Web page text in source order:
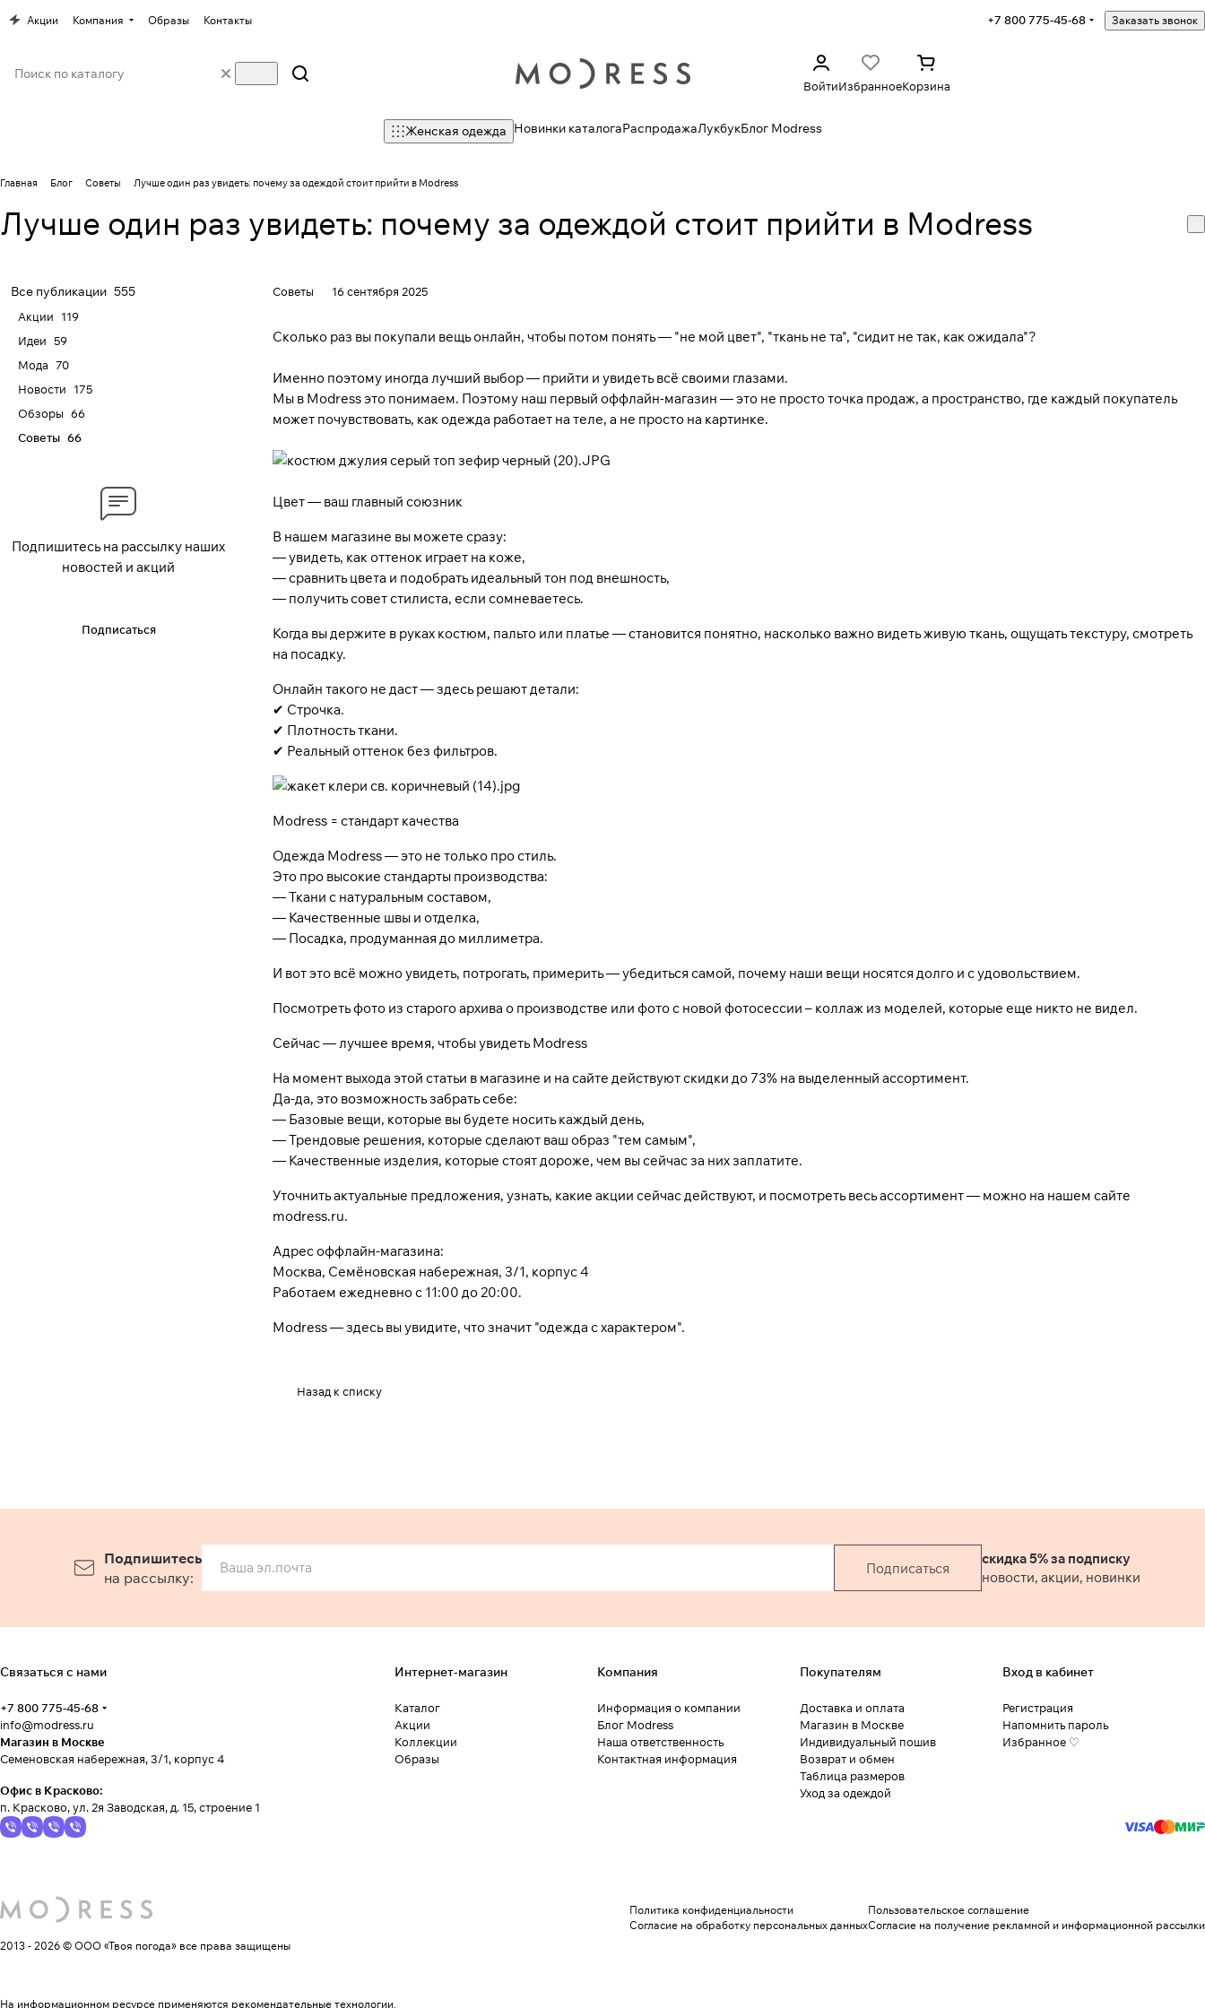
Акции Компания Образы Контакты +7 800 775-45-68 Заказать звонок
ВойтиИзбранноеКорзина
Женская одежда Новинки каталогаРаспродажаЛукбукБлог Modress
Главная Блог Советы Лучше один раз увидеть: почему за одеждой стоит прийти в Modress
Лучше один раз увидеть: почему за одеждой стоит прийти в Modress
Советы 16 сентября 2025
Сколько раз вы покупали вещь онлайн, чтобы потом понять — "не мой цвет", "ткань не та", "сидит не так, как ожидала"?
Именно поэтому иногда лучший выбор — прийти и увидеть всё своими глазами.
Мы в Modress это понимаем. Поэтому наш первый оффлайн-магазин — это не просто точка продаж, а пространство, где каждый покупатель
может почувствовать, как одежда работает на теле, а не просто на картинке.
Цвет — ваш главный союзник
В нашем магазине вы можете сразу:
— увидеть, как оттенок играет на коже,
— сравнить цвета и подобрать идеальный тон под внешность,
— получить совет стилиста, если сомневаетесь.
Когда вы держите в руках костюм, пальто или платье — становится понятно, насколько важно видеть живую ткань, ощущать текстуру, смотреть
на посадку.
Онлайн такого не даст — здесь решают детали:
✔ Строчка.
✔ Плотность ткани.
✔ Реальный оттенок без фильтров.
Modress = стандарт качества
Одежда Modress— это не только про стиль.
Это про высокие стандарты производства:
— Ткани с натуральным составом,
— Качественные швы и отделка,
— Посадка, продуманная до миллиметра.
И вот это всё можно увидеть, потрогать, примерить — убедиться самой, почему наши вещи носятся долго и с удовольствием.
Посмотреть фото из старого архива о производстве или фото с новой фотосессии – коллаж из моделей, которые еще никто не видел.
Сейчас — лучшее время, чтобы увидетьModress
На момент выхода этой статьи в магазине и на сайте действуют скидки до 73% на выделенный ассортимент.
Да-да, это возможность забрать себе:
— Базовые вещи, которые вы будете носить каждый день,
— Трендовые решения, которые сделают ваш образ "тем самым",
— Качественные изделия, которые стоят дороже, чем вы сейчас за них заплатите.
Уточнить актуальные предложения, узнать, какие акции сейчас действуют, и посмотреть весь ассортимент — можно на нашем сайте
modress.ru.
Адрес оффлайн-магазина:
Москва, Семёновская набережная, 3/1, корпус 4
Работаем ежедневно с 11:00 до 20:00.
Modress— здесь вы увидите, что значит "одежда с характером".
Назад к списку
Все публикации 555
Акции
119
Идеи 59
Мода 70
Новости
175
Обзоры 66
Советы 66
Подпишитесь на рассылку наших
новостей и акций
Подписаться
Подпишитесь
на рассылку:
Подписаться
скидка 5% за подписку
новости, акции, новинки
Связаться с нами
+7 800 775-45-68
info@modress.ru
Магазин в Москве
Семеновская набережная, 3/1, корпус 4
Офис в Красково:
п. Красково, ул. 2я Заводская, д. 15, строение 1
Интернет-магазин
Каталог
Акции
Коллекции
Образы
Компания
Информация о компании
Блог Modress
Наша ответственность
Контактная информация
Покупателям
Доставка и оплата
Магазин в Москве
Индивидуальный пошив
Возврат и обмен
Таблица размеров
Уход за одеждой
Вход в кабинет
Регистрация
Напомнить пароль
Избранное ♡
2013 - 2026 © ООО «Твоя погода» все права защищены
Политика конфиденциальности
Согласие на обработку персональных данных
Пользовательское соглашение
Согласие на получение рекламной и информационной рассылки
На информационном ресурсе применяются рекомендательные технологии.